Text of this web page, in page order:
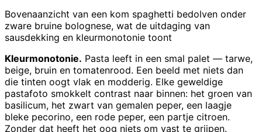
Bovenaanzicht van een kom spaghetti bedolven onder
zware bruine bolognese, wat de uitdaging van
sausdekking en kleurmonotonie toont
Kleurmonotonie. Pasta leeft in een smal palet — tarwe,
beige, bruin en tomatenrood. Een beeld met niets dan
die tinten oogt vlak en modderig. Elke geweldige
pastafoto smokkelt contrast naar binnen: het groen van
basilicum, het zwart van gemalen peper, een laagje
bleke pecorino, een rode peper, een partje citroen.
Zonder dat heeft het oog niets om vast te grijpen.